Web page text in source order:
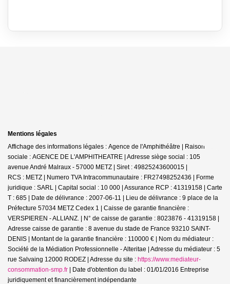
Mentions légales
Affichage des informations légales : Agence de l'Amphithéâtre | Raison
sociale : AGENCE DE L'AMPHITHEATRE | Adresse siège social : 105
avenue André Malraux - 57000 METZ | Siret : 49825243600015 |
RCS : METZ | Numero TVA Intracommunautaire : FR27498252436 | Forme
juridique : SARL | Capital social : 10 000 | Assurance RCP : 41319158 | Carte
T : 685 | Date de délivrance : 2007-06-11 | Lieu de délivrance : 9 place de la
Préfecture 57034 METZ Cedex 1 | Caisse de garantie financière :
VERSPIEREN - ALLIANZ. | N° de caisse de garantie : 8023876 - 41319158 |
Adresse caisse de garantie : 8 avenue du stade de France 93210 SAINT-
DENIS | Montant de la garantie financière : 110000 € | Nom du médiateur :
Société de la Médiation Professionnelle - Alteritae | Adresse du médiateur : 5
rue Salvaing 12000 RODEZ | Adresse du site : https://www.mediateur-
consommation-smp.fr | Date d'obtention du label : 01/01/2016 Entreprise
juridiquement et financièrement indépendante